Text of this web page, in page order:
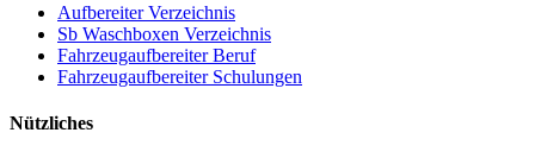
Aufbereiter Verzeichnis
Sb Waschboxen Verzeichnis
Fahrzeugaufbereiter Beruf
Fahrzeugaufbereiter Schulungen
Nützliches